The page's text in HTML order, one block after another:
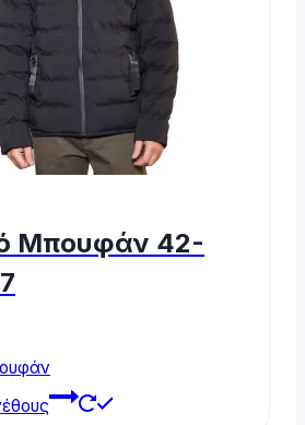
Μπουφάν 42-